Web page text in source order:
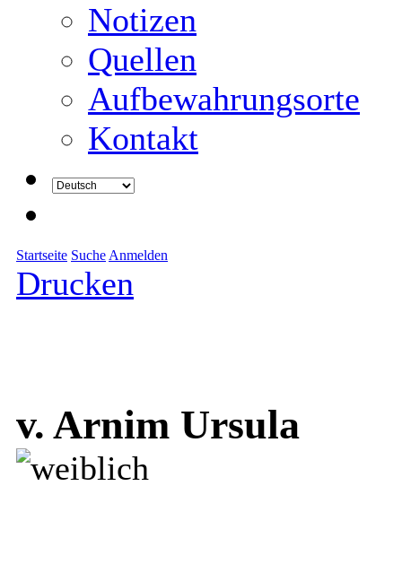
Notizen
Quellen
Aufbewahrungsorte
Kontakt
Startseite Suche Anmelden
Drucken
v. Arnim Ursula